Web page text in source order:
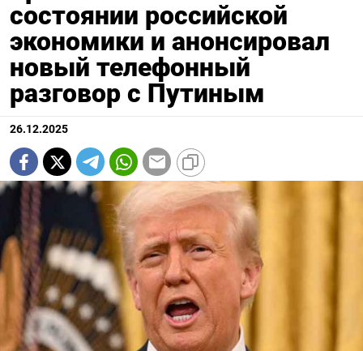
состоянии российской
экономики и анонсировал
новый телефонный
разговор с Путиным
26.12.2025